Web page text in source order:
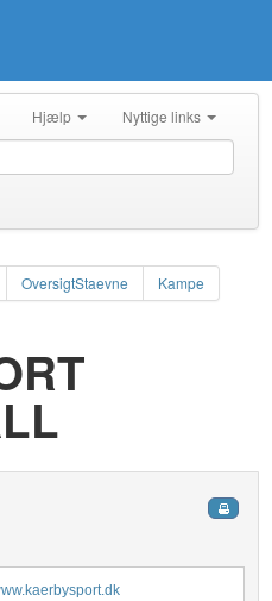
Hjælp Nyttige links
OversigtStaevne Kampe